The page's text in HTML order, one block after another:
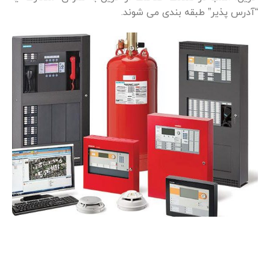
“آدرس پذیر” طبقه بندی می شوند.